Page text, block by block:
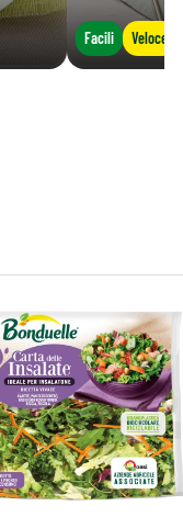
Facili Veloce